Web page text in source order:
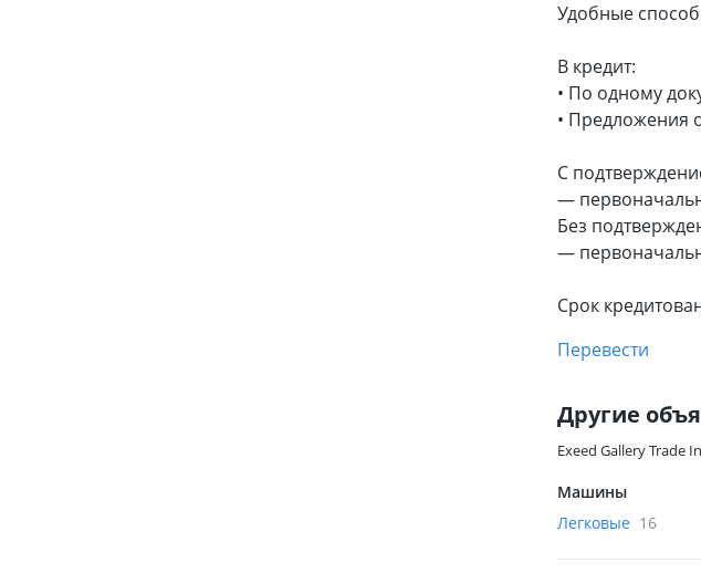
Удобные
В кредит:
• По одному
• Предложения
С
—
Без
—
Срок
Перевести
Другие
Exeed Gallery Trade In
Машины
Легковые 16